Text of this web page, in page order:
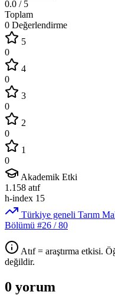
0.0 / 5
Toplam
0 Değerlendirme
5
0
4
0
3
0
2
0
1
0
Akademik Etki
1.158 atıf
h-index 15
Türkiye geneli Tarım
Bölümü #26 / 80
Atıf = araştırma etkisi.
değildir.
0 yorum